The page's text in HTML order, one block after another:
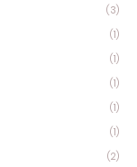
(3)
(1)
(1)
(1)
(1)
(1)
(2)